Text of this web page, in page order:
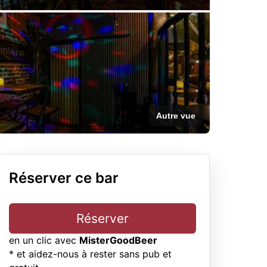
Autre vue
Réserver ce bar
Réserver
en un clic avec MisterGoodBeer
* et aidez-nous à rester sans pub et